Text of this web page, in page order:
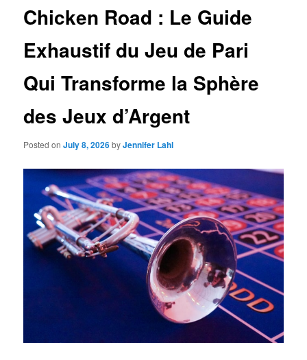
Chicken Road : Le Guide
Exhaustif du Jeu de Pari
Qui Transforme la Sphère
des Jeux d’Argent
Posted onJuly 8, 2026byJennifer Lahl